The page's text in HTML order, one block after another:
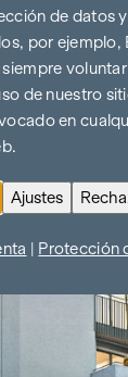
de datos
por ejemplo,
de nuestro
en
Ajustes
Protección